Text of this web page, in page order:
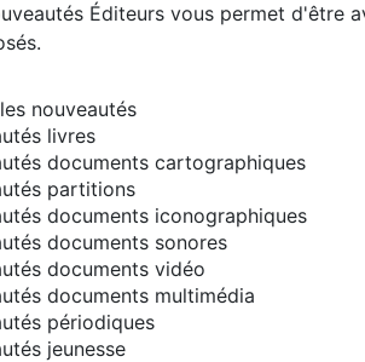
Éditeurs vous permet d'être
nouveautés
livres
documents cartographiques
partitions
documents iconographiques
documents sonores
documents vidéo
documents multimédia
périodiques
jeunesse